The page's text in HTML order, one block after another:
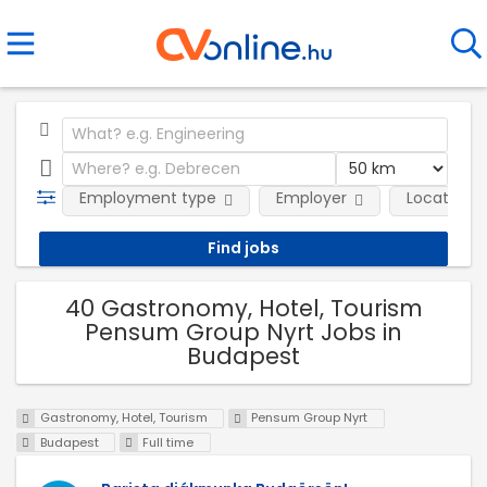
Employment type Employer Location
40 Gastronomy, Hotel, Tourism
Pensum Group Nyrt Jobs in
Budapest
Gastronomy, Hotel, Tourism
Pensum Group Nyrt
Budapest
Full time